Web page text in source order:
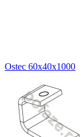
Ostec 60х40х1000